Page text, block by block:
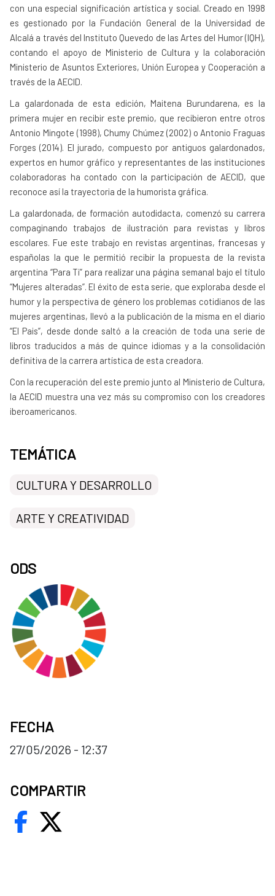
con una especial significación artística y social. Creado en 1998
es gestionado por la Fundación General de la Universidad de
Alcalá a través del Instituto Quevedo de las Artes del Humor (IQH),
contando el apoyo de Ministerio de Cultura y la colaboración
Ministerio de Asuntos Exteriores, Unión Europea y Cooperación a
través de la AECID.
La galardonada de esta edición, Maitena Burundarena, es la
primera mujer en recibir este premio, que recibieron entre otros
Antonio Mingote (1998), Chumy Chúmez (2002) o Antonio Fraguas
Forges (2014). El jurado, compuesto por antiguos galardonados,
expertos en humor gráfico y representantes de las instituciones
colaboradoras ha contado con la participación de AECID, que
reconoce así la trayectoria de la humorista gráfica.
La galardonada, de formación autodidacta, comenzó su carrera
compaginando trabajos de ilustración para revistas y libros
escolares. Fue este trabajo en revistas argentinas, francesas y
españolas la que le permitió recibir la propuesta de la revista
argentina “Para Ti” para realizar una página semanal bajo el título
“Mujeres alteradas”. El éxito de esta serie, que exploraba desde el
humor y la perspectiva de género los problemas cotidianos de las
mujeres argentinas, llevó a la publicación de la misma en el diario
“El Pais”, desde donde saltó a la creación de toda una serie de
libros traducidos a más de quince idiomas y a la consolidación
definitiva de la carrera artística de esta creadora.
Con la recuperación del este premio junto al Ministerio de Cultura,
la AECID muestra una vez más su compromiso con los creadores
iberoamericanos.
TEMÁTICA
CULTURA Y DESARROLLO
ARTE Y CREATIVIDAD
ODS
FECHA
27/05/2026 - 12:37
COMPARTIR